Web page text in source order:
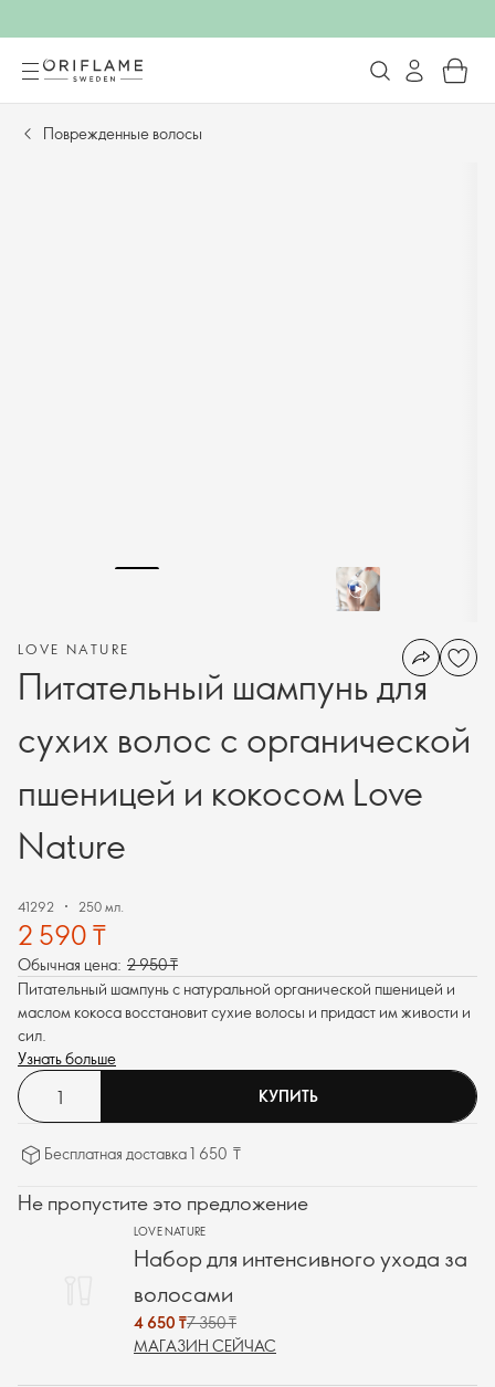
Поврежденные волосы
LOVE NATURE
Питательный шампунь для
сухих волос с органической
пшеницей и кокосом Love
Nature
41292 250 мл.
2 590 ₸
Обычная цена: 2 950 ₸
Питательный шампунь с натуральной органической пшеницей и
маслом кокоса восстановит сухие волосы и придаст им живости и
сил.
Узнать больше
КУПИТЬ
Бесплатная доставка 1 650 ₸
Не пропустите это предложение
LOVE NATURE
Набор для интенсивного ухода за
волосами
4 650 ₸7 350 ₸
МАГАЗИН СЕЙЧАС